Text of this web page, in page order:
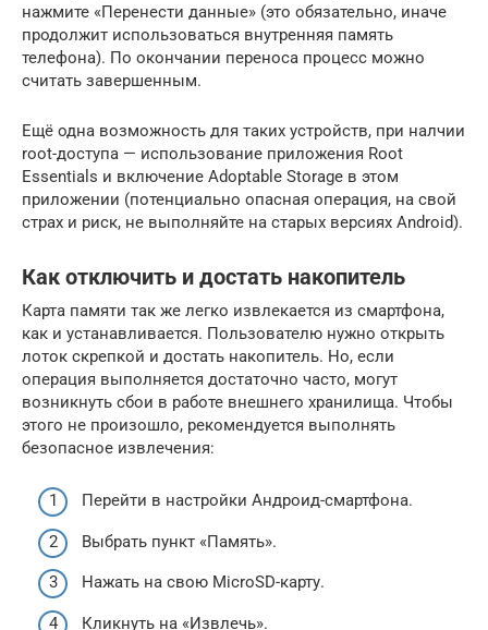
нажмите «Перенести данные» (это обязательно, иначе
продолжит использоваться внутренняя память
телефона). По окончании переноса процесс можно
считать завершенным.
Ещё одна возможность для таких устройств, при налчии
root-доступа — использование приложения Root
Essentials и включение Adoptable Storage в этом
приложении (потенциально опасная операция, на свой
страх и риск, не выполняйте на старых версиях Android).
Как отключить и достать накопитель
Карта памяти так же легко извлекается из смартфона,
как и устанавливается. Пользователю нужно открыть
лоток скрепкой и достать накопитель. Но, если
операция выполняется достаточно часто, могут
возникнуть сбои в работе внешнего хранилища. Чтобы
этого не произошло, рекомендуется выполнять
безопасное извлечения:
Перейти в настройки Андроид-смартфона.
Выбрать пункт «Память».
Нажать на свою MicroSD-карту.
Кликнуть на «Извлечь».